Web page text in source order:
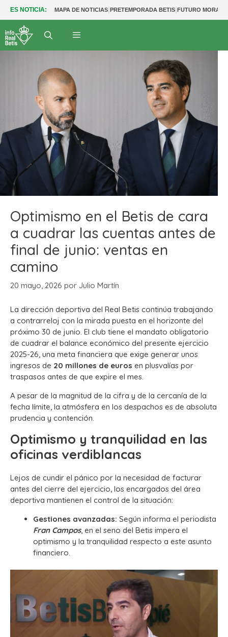
ES NOTICIA: MAPA DE NOTICIAS|PRETEMPORADA BETIS|FUTURO
Optimismo en el Betis de cara
a cuadrar las cuentas antes de
final de junio: ventas en
camino
20 mayo, 2026 por Julio Martín
La dirección deportiva del Real Betis continúa trabajando
a contrarreloj con la mirada puesta en el horizonte del
próximo 30 de junio. El club tiene el mandato obligatorio
de cuadrar el balance económico del presente ejercicio
2025-26, una meta financiera que exige generar unos
ingresos de 20 millones de euros en plusvalías por
traspasos antes de que expire el mes.
A pesar de la magnitud de la cifra y de la cercanía de la
fecha límite, la atmósfera en los despachos es de absoluta
prudencia y contención.
Optimismo y tranquilidad en las
oficinas verdiblancas
Lejos de cundir el pánico por la necesidad de facturar
antes del cierre del ejercicio, los encargados del área
deportiva mantienen el control de la situación:
Gestiones avanzadas: Según informa el periodista
Fran Campos, en el seno del Betis impera el
optimismo y la tranquilidad respecto a este asunto
financiero.